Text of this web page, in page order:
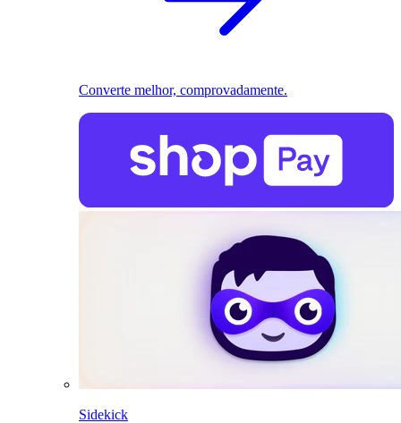
Converte melhor, comprovadamente.
Sidekick